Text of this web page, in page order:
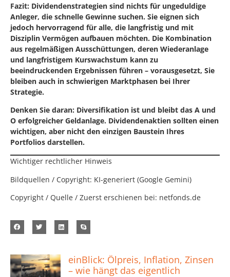
Fazit: Dividendenstrategien sind nichts für ungeduldige
Anleger, die schnelle Gewinne suchen. Sie eignen sich
jedoch hervorragend für alle, die langfristig und mit
Disziplin Vermögen aufbauen möchten. Die Kombination
aus regelmäßigen Ausschüttungen, deren Wiederanlage
und langfristigem Kurswachstum kann zu
beeindruckenden Ergebnissen führen – vorausgesetzt, Sie
bleiben auch in schwierigen Marktphasen bei Ihrer
Strategie.
Denken Sie daran: Diversifikation ist und bleibt das A und
O erfolgreicher Geldanlage. Dividendenaktien sollten einen
wichtigen, aber nicht den einzigen Baustein Ihres
Portfolios darstellen.
Wichtiger rechtlicher Hinweis
Bildquellen / Copyright: KI-generiert (Google Gemini)
Copyright / Quelle / Zuerst erschienen bei: netfonds.de
einBlick: Ölpreis, Inflation, Zinsen
– wie hängt das eigentlich